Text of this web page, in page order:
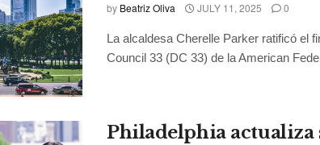
by Beatriz Oliva JULY 11, 2025 0
La alcaldesa Cherelle Parker ratificó el
Council 33 (DC 33) de la American
Philadelphia actualiza